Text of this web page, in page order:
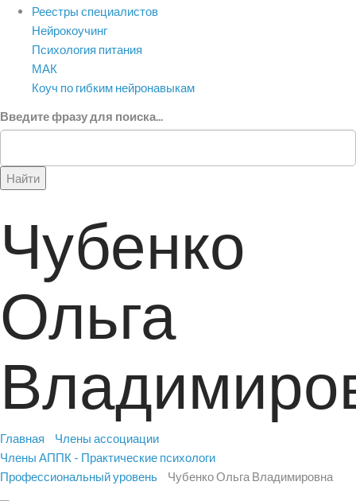
Реестры специалистов
Нейрокоучинг
Психология питания
МАК
Коуч по гибким нейронавыкам
Введите фразу для поиска...
Найти
Чубенко
Ольга
Главная
Члены ассоциации
Члены АППК - Практические психологи
Профессиональный уровень
Чубенко Ольга Владимировна